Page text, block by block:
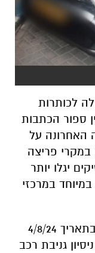
לכותרות
ספור הכתבות
האחרונה על
במקרי פריצה
יגלו יותר
במרכזי
אך לצערנו התופעה לא מפסיקה. בתאריך 4/8/24
גניבת רכב